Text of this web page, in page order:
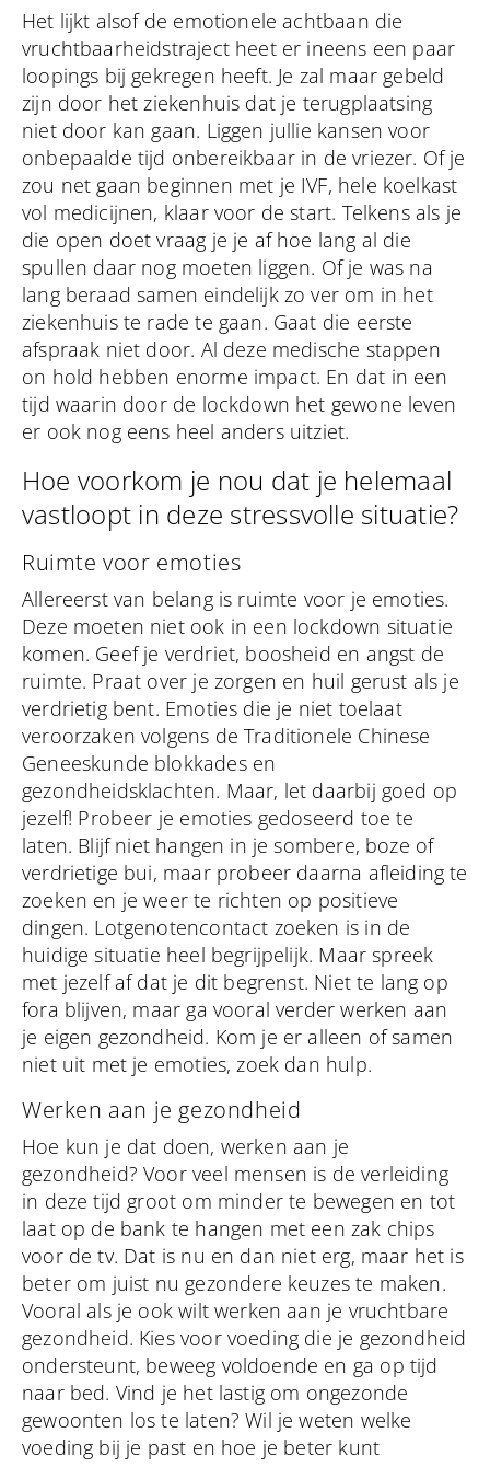
Het lijkt alsof de emotionele achtbaan die
vruchtbaarheidstraject heet er ineens een paar
loopings bij gekregen heeft. Je zal maar gebeld
zijn door het ziekenhuis dat je terugplaatsing
niet door kan gaan. Liggen jullie kansen voor
onbepaalde tijd onbereikbaar in de vriezer. Of je
zou net gaan beginnen met je IVF, hele koelkast
vol medicijnen, klaar voor de start. Telkens als je
die open doet vraag je je af hoe lang al die
spullen daar nog moeten liggen. Of je was na
lang beraad samen eindelijk zo ver om in het
ziekenhuis te rade te gaan. Gaat die eerste
afspraak niet door. Al deze medische stappen
on hold hebben enorme impact. En dat in een
tijd waarin door de lockdown het gewone leven
er ook nog eens heel anders uitziet.
Hoe voorkom je nou dat je helemaal
vastloopt in deze stressvolle situatie?
Ruimte voor emoties
Allereerst van belang is ruimte voor je emoties.
Deze moeten niet ook in een lockdown situatie
komen. Geef je verdriet, boosheid en angst de
ruimte. Praat over je zorgen en huil gerust als je
verdrietig bent. Emoties die je niet toelaat
veroorzaken volgens de Traditionele Chinese
Geneeskunde blokkades en
gezondheidsklachten. Maar, let daarbij goed op
jezelf! Probeer je emoties gedoseerd toe te
laten. Blijf niet hangen in je sombere, boze of
verdrietige bui, maar probeer daarna afleiding te
zoeken en je weer te richten op positieve
dingen. Lotgenotencontact zoeken is in de
huidige situatie heel begrijpelijk. Maar spreek
met jezelf af dat je dit begrenst. Niet te lang op
fora blijven, maar ga vooral verder werken aan
je eigen gezondheid. Kom je er alleen of samen
niet uit met je emoties, zoek dan hulp.
Werken aan je gezondheid
Hoe kun je dat doen, werken aan je
gezondheid? Voor veel mensen is de verleiding
in deze tijd groot om minder te bewegen en tot
laat op de bank te hangen met een zak chips
voor de tv. Dat is nu en dan niet erg, maar het is
beter om juist nu gezondere keuzes te maken.
Vooral als je ook wilt werken aan je vruchtbare
gezondheid. Kies voor voeding die je gezondheid
ondersteunt, beweeg voldoende en ga op tijd
naar bed. Vind je het lastig om ongezonde
gewoonten los te laten? Wil je weten welke
voeding bij je past en hoe je beter kunt